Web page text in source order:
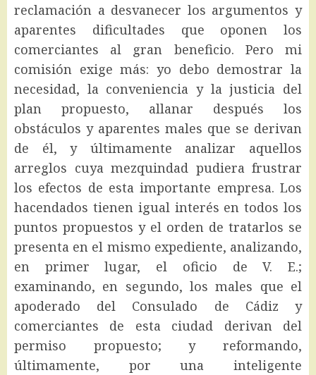
reclamación a desvanecer los argumentos y
aparentes dificultades que oponen los
comerciantes al gran beneficio. Pero mi
comisión exige más: yo debo demostrar la
necesidad, la conveniencia y la justicia del
plan propuesto, allanar después los
obstáculos y aparentes males que se derivan
de él, y últimamente analizar aquellos
arreglos cuya mezquindad pudiera frustrar
los efectos de esta importante empresa. Los
hacendados tienen igual interés en todos los
puntos propuestos y el orden de tratarlos se
presenta en el mismo expediente, analizando,
en primer lugar, el oficio de V. E.;
examinando, en segundo, los males que el
apoderado del Consulado de Cádiz y
comerciantes de esta ciudad derivan del
permiso propuesto; y reformando,
últimamente, por una inteligente